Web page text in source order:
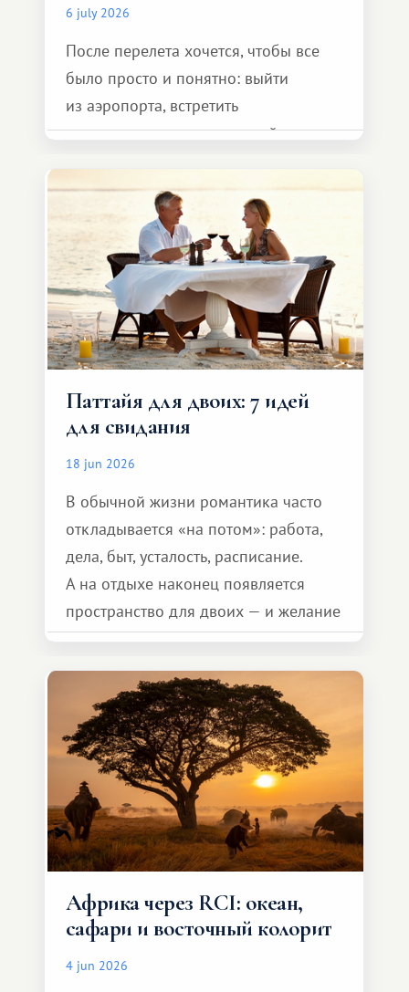
6 july 2026
После перелета хочется, чтобы все
было просто и понятно: выйти
из аэропорта, встретить
представителя транспортной
и спокойно доехать до курорта.
Паттайя для двоих: 7 идей
для свидания
18 jun 2026
В обычной жизни романтика часто
откладывается «на потом»: работа,
дела, быт, усталость, расписание.
А на отдыхе наконец появляется
пространство для двоих — и желание
сделать для близкого человека что-то
особенное. Не обязательно
масштабное, но тёплое
и запоминающееся :)
Африка через RCI: океан,
сафари и восточный колорит
4 jun 2026